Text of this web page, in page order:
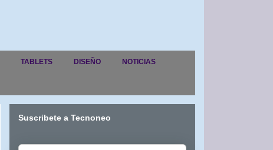
TABLETS DISEÑO NOTICIAS
Suscribete a Tecnoneo